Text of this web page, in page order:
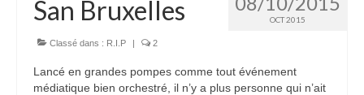
OCT 2015
San Bruxelles
Classé dans : R.I.P | 2
Lancé en grandes pompes comme tout événement
médiatique bien orchestré, il n’y a plus personne qui n’ait